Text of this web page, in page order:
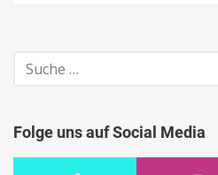
Suche
nach:
Folge uns auf Social Media